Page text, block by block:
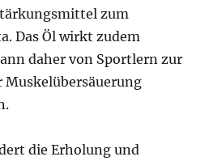
zum
Das Öl wirkt zudem
daher von Sportlern zur
Muskelübersäuerung
die Erholung und